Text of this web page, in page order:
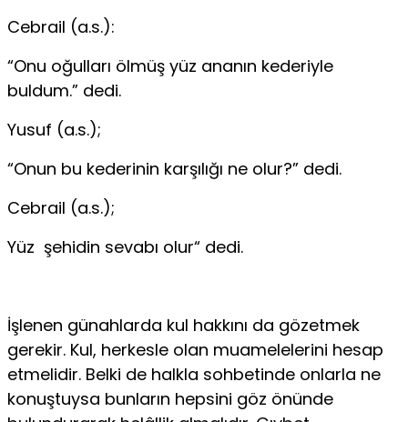
Cebrail (a.s.):
“Onu oğulları ölmüş yüz ananın kederiyle
buldum.” dedi.
Yusuf (a.s.);
“Onun bu kederinin karşılığı ne olur?” dedi.
Cebrail (a.s.);
Yüz şehidin sevabı olur“ dedi.
İşlenen günahlarda kul hakkını da gözetmek
gerekir. Kul, herkesle olan muamelelerini hesap
etmelidir. Belki de halkla sohbetinde onlarla ne
konuştuysa bunların hepsini göz önünde